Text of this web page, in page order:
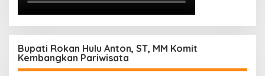
Bupati Rokan Hulu Anton, ST, MM Komit
Kembangkan Pariwisata